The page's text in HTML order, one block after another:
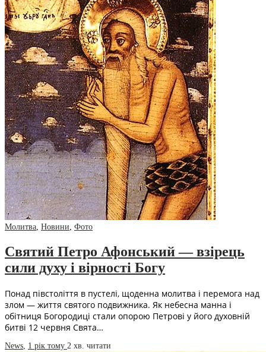
Молитва Новини Фото
Святий Петро Афонський — взірець
сили духу і вірності Богу
Понад півстоліття в пустелі, щоденна молитва і перемога над
злом — життя святого подвижника. Як небесна манна і
обітниця Богородиці стали опорою Петрові у його духовній
битві 12 червня Свята…
News 1 рік тому 2 хв. читати